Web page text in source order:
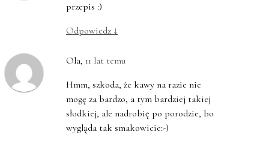
przepis :)
Odpowiedz ↓
Ola, 11 lat temu
Hmm, szkoda, że kawy na razie nie
mogę za bardzo, a tym bardziej takiej
słodkiej, ale nadrobię po porodzie, bo
wygląda tak smakowicie:-)